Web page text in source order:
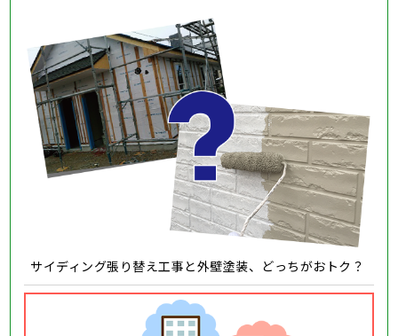
サイディング張り替え工事と外壁塗装、どっちがおトク？